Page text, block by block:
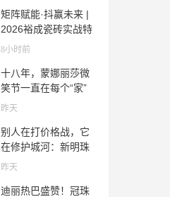
矩阵赋能·抖赢未来 |
2026裕成瓷砖实战特
训营圆满收官
8小时前
十八年，蒙娜丽莎微
笑节一直在每个“家”
的故事里
昨天
别人在打价格战，它
在修护城河：新明珠
岩板的逆势密码
昨天
迪丽热巴盛赞！冠珠